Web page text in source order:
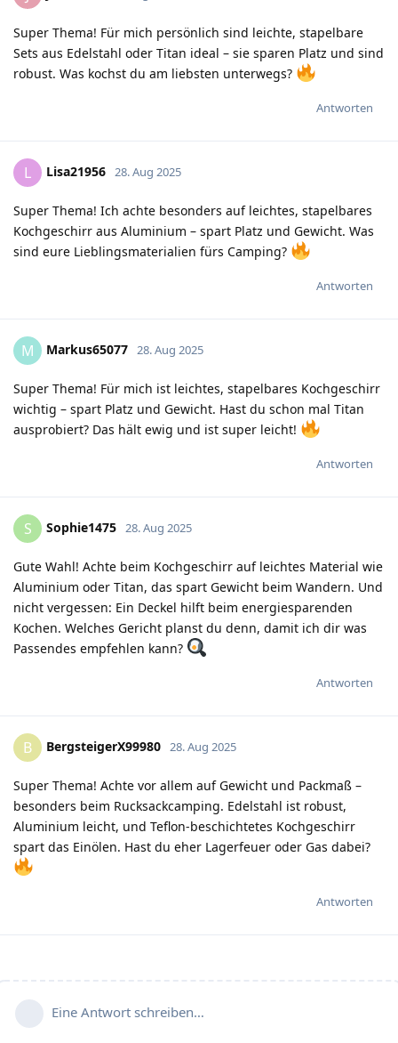
Super Thema! Für mich persönlich sind leichte, stapelbare
Sets aus Edelstahl oder Titan ideal – sie sparen Platz und sind
robust. Was kochst du am liebsten unterwegs?
Antworten
L Lisa21956 28. Aug 2025
Super Thema! Ich achte besonders auf leichtes, stapelbares
Kochgeschirr aus Aluminium – spart Platz und Gewicht. Was
sind eure Lieblingsmaterialien fürs Camping?
Antworten
M Markus65077 28. Aug 2025
Super Thema! Für mich ist leichtes, stapelbares Kochgeschirr
wichtig – spart Platz und Gewicht. Hast du schon mal Titan
ausprobiert? Das hält ewig und ist super leicht!
Antworten
S Sophie1475 28. Aug 2025
Gute Wahl! Achte beim Kochgeschirr auf leichtes Material wie
Aluminium oder Titan, das spart Gewicht beim Wandern. Und
nicht vergessen: Ein Deckel hilft beim energiesparenden
Kochen. Welches Gericht planst du denn, damit ich dir was
Passendes empfehlen kann?
Antworten
B BergsteigerX99980 28. Aug 2025
Super Thema! Achte vor allem auf Gewicht und Packmaß –
besonders beim Rucksackcamping. Edelstahl ist robust,
Aluminium leicht, und Teflon-beschichtetes Kochgeschirr
spart das Einölen. Hast du eher Lagerfeuer oder Gas dabei?
Antworten
Eine Antwort schreiben…